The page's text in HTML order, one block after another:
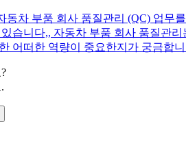
동차 부품 회사 품질관리 (QC) 업무
습니다,, 자동차 부품 회사 품질관
어떠한 역량이 중요한지가 궁금합